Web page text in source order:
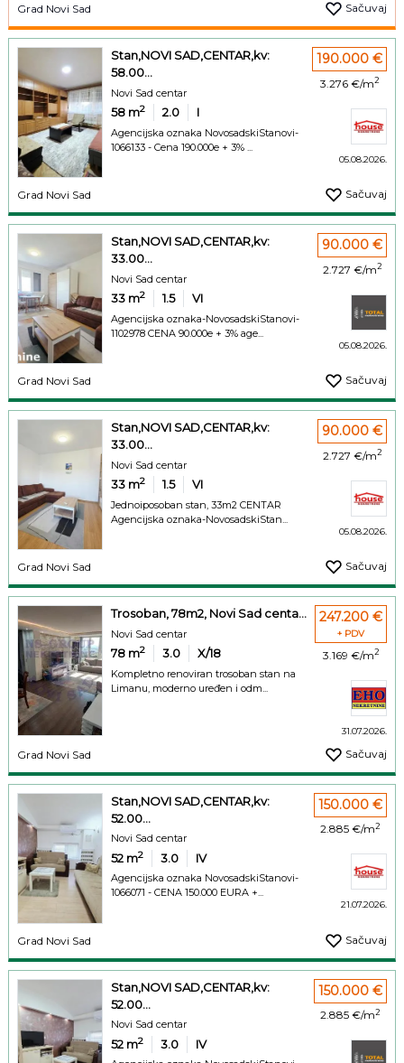
Grad Novi Sad Sačuvaj
Stan,NOVI SAD,CENTAR,kv:
58.00...
Novi Sad centar
58 m2 2.0 I
Agencijska oznaka NovosadskiStanovi-
1066133 - Cena 190.000e + 3% ...
190.000 €
3.276 €/m2
05.08.2026.
Grad Novi Sad Sačuvaj
Stan,NOVI SAD,CENTAR,kv:
33.00...
Novi Sad centar
33 m2 1.5 VI
Agencijska oznaka-NovosadskiStanovi-
1102978 CENA 90.000e + 3% age...
90.000 €
2.727 €/m2
05.08.2026.
Grad Novi Sad Sačuvaj
Stan,NOVI SAD,CENTAR,kv:
33.00...
Novi Sad centar
33 m2 1.5 VI
Jednoiposoban stan, 33m2 CENTAR
Agencijska oznaka-NovosadskiStan...
90.000 €
2.727 €/m2
05.08.2026.
Grad Novi Sad Sačuvaj
Trosoban, 78m2, Novi Sad centa...
Novi Sad centar
78 m2 3.0 X/18
Kompletno renoviran trosoban stan na
Limanu, moderno uređen i odm...
247.200 €
+ PDV
3.169 €/m2
31.07.2026.
Grad Novi Sad Sačuvaj
Stan,NOVI SAD,CENTAR,kv:
52.00...
Novi Sad centar
52 m2 3.0 IV
Agencijska oznaka NovosadskiStanovi-
1066071 - CENA 150.000 EURA +...
150.000 €
2.885 €/m2
21.07.2026.
Grad Novi Sad Sačuvaj
Stan,NOVI SAD,CENTAR,kv:
52.00...
Novi Sad centar
52 m2 3.0 IV
150.000 €
2.885 €/m2